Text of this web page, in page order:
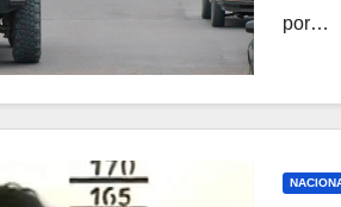
por…